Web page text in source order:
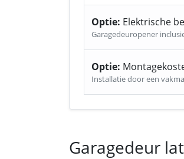
Optie: Elektrische
Garagedeuropener
Optie:
Installatie door een
Garagedeur